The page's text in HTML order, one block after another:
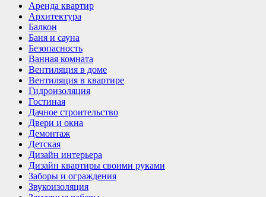
Аренда квартир
Архитектура
Балкон
Баня и сауна
Безопасность
Ванная комната
Вентиляция в доме
Вентиляция в квартире
Гидроизоляция
Гостиная
Дачное строительство
Двери и окна
Демонтаж
Детская
Дизайн интерьера
Дизайн квартиры своими руками
Заборы и ограждения
Звукоизоляция